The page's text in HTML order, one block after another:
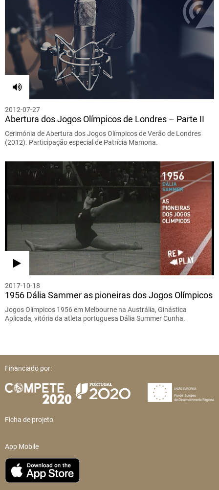
2012-07-27
Abertura dos Jogos Olímpicos de Londres – Parte II
Cerimónia de Abertura dos Jogos Olímpicos de Verão de Londres
(2012). Participação especial de Patrícia Mamona.
2017-10-18
1956 Dália Sammer as pioneiras dos Jogos Olímpicos
Jogos Olímpicos 1956 em Melbourne na Austrália, Ginástica
Aplicada, vitória da atleta portuguesa Dália Summer Cunha.
Financiado por:
Ficha de projeto
App Mobile